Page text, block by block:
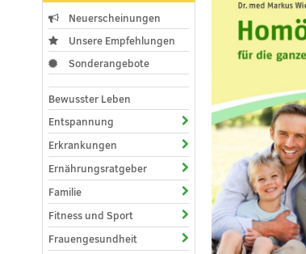
Neuerscheinungen
Unsere Empfehlungen
Sonderangebote
Bewusster Leben
Entspannung
Erkrankungen
Ernährungsratgeber
Familie
Fitness und Sport
Frauengesundheit